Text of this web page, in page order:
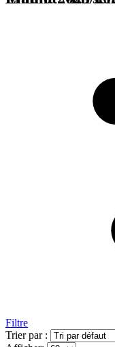
Filtre
Trier par :